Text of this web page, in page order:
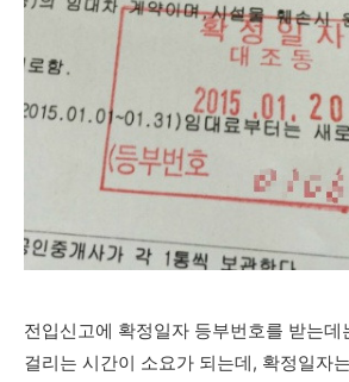
전입신고에 확정일자 등부번호를 받는데
걸리는 시간이 소요가 되는데, 확정일자